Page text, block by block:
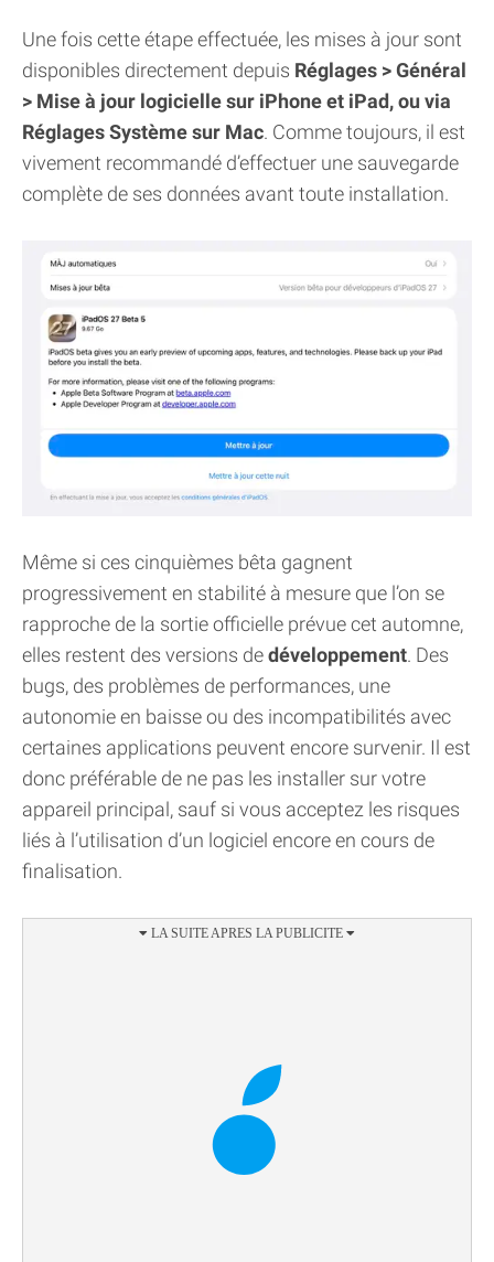
Une fois cette étape effectuée, les mises à jour sont
disponibles directement depuis Réglages > Général
> Mise à jour logicielle sur iPhone et iPad, ou via
Réglages Système sur Mac. Comme toujours, il est
vivement recommandé d’effectuer une sauvegarde
complète de ses données avant toute installation.
Même si ces cinquièmes bêta gagnent
progressivement en stabilité à mesure que l’on se
rapproche de la sortie officielle prévue cet automne,
elles restent des versions dedéveloppement. Des
bugs, des problèmes de performances, une
autonomie en baisse ou des incompatibilités avec
certaines applications peuvent encore survenir. Il est
donc préférable de ne pas les installer sur votre
appareil principal, sauf si vous acceptez les risques
liés à l’utilisation d’un logiciel encore en cours de
finalisation.